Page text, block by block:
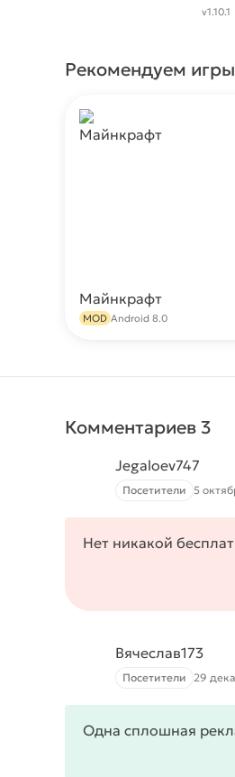
v1.10.1
Рекомендуем игры
Майнкрафт
MOD Android 8.0
Комментариев 3
Jegaloev747
Посетители 5
Нет никакой
Вячеслав173
Посетители 29
Одна сплошная